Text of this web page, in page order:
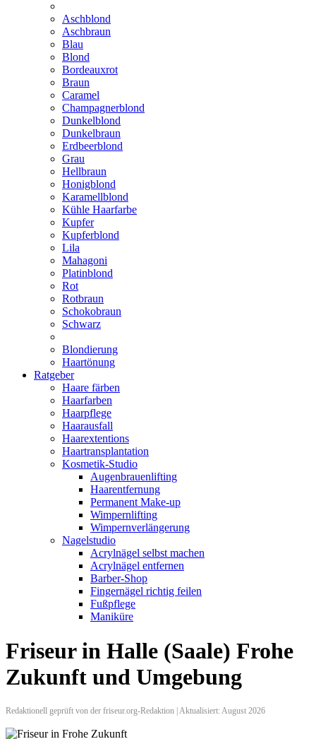
Aschblond
Aschbraun
Blau
Blond
Bordeauxrot
Braun
Caramel
Champagnerblond
Dunkelblond
Dunkelbraun
Erdbeerblond
Grau
Hellbraun
Honigblond
Karamellblond
Kühle Haarfarbe
Kupfer
Kupferblond
Lila
Mahagoni
Platinblond
Rot
Rotbraun
Schokobraun
Schwarz
Blondierung
Haartönung
Ratgeber
Haare färben
Haarfarben
Haarpflege
Haarausfall
Haarextentions
Haartransplantation
Kosmetik-Studio
Augenbrauenlifting
Haarentfernung
Permanent Make-up
Wimpernlifting
Wimpernverlängerung
Nagelstudio
Acrylnägel selbst machen
Acrylnägel entfernen
Barber-Shop
Fingernägel richtig feilen
Fußpflege
Maniküre
Friseur in Halle (Saale) Frohe
Zukunft und Umgebung
Redaktionell geprüft von der friseur.org-Redaktion | Aktualisiert: August 2026